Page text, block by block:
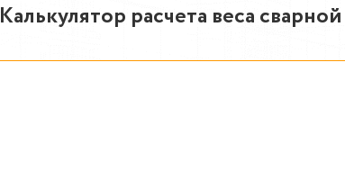
Калькулятор расчета веса